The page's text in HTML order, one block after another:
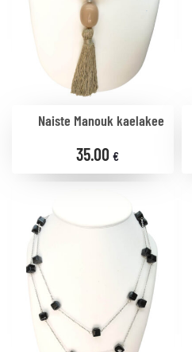
Naiste Manouk kaelakee
35.00 €